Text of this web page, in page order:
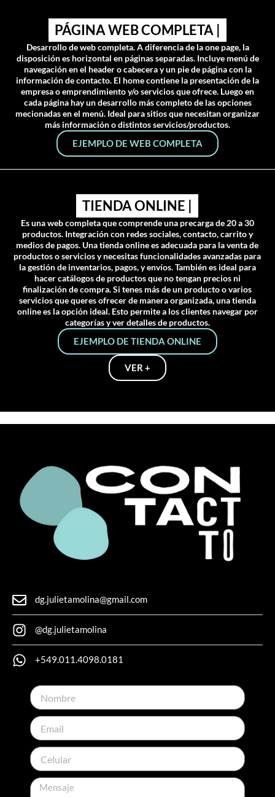
PÁGINA WEB COMPLETA |
Desarrollo de web completa. A diferencia de la one page, la
disposición es horizontal en páginas separadas. Incluye menú de
navegación en el header o cabecera y un pie de página con la
información de contacto. El home contiene la presentación de la
empresa o emprendimiento y/o servicios que ofrece. Luego en
cada página hay un desarrollo más completo de las opciones
mecionadas en el menú. Ideal para sitios que necesitan organizar
más información o distintos servicios/productos.
EJEMPLO DE WEB COMPLETA
TIENDA ONLINE |
Es una web completa que comprende una precarga de 20 a 30
productos. Integración con redes sociales, contacto, carrito y
medios de pagos. Una tienda online es adecuada para la venta de
productos o servicios y necesitas funcionalidades avanzadas para
la gestión de inventarios, pagos, y envíos. También es ideal para
hacer catálogos de productos que no tengan precios ni
finalización de compra. Si tenes más de un producto o varios
servicios que queres ofrecer de manera organizada, una tienda
online es la opción ideal. Esto permite a los clientes navegar por
categorías y ver detalles de productos.
EJEMPLO DE TIENDA ONLINE
VER +
dg.julietamolina@gmail.com
@dg.julietamolina
+549.011.4098.0181
Nombre
Email
Celular
Mensaje